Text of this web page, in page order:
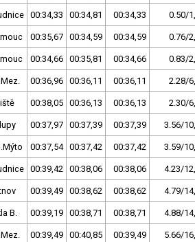
00:34,33 00:34,81 00:34,33 0.50/
00:35,67 00:34,59 00:34,59 0.76/
00:34,66 00:35,81 00:34,66 0.83/
00:36,96 00:36,11 00:36,11 2.28/
00:38,05 00:36,13 00:36,13 2.30/
00:37,97 00:37,39 00:37,39 3.56/
00:37,54 00:37,42 00:37,42 3.59/
00:39,42 00:38,06 00:38,06 4.23/
00:39,49 00:38,62 00:38,62 4.79/
B. 00:39,19 00:38,71 00:38,71 4.88/
00:39,49 00:40,85 00:39,49 5.66/